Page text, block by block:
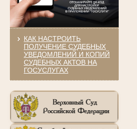
КАК НАСТРОИТЬ
ПОЛУЧЕНИЕ СУДЕБНЫХ
УВЕДОМЛЕНИЙ И КОПИЙ
СУДЕБНЫХ АКТОВ НА
ГОСУСЛУГАХ